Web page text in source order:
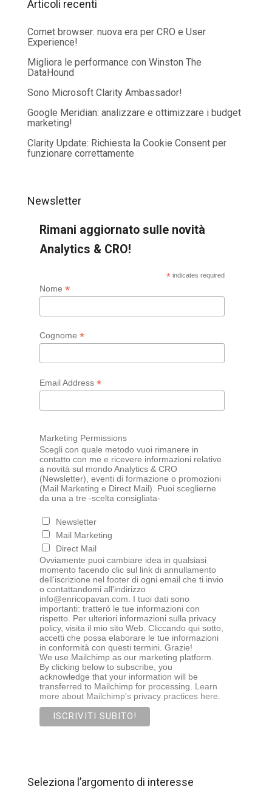
Articoli recenti
Comet browser: nuova era per CRO e User
Experience!
Migliora le performance con Winston The
DataHound
Sono Microsoft Clarity Ambassador!
Google Meridian: analizzare e ottimizzare i budget
marketing!
Clarity Update: Richiesta la Cookie Consent per
funzionare correttamente
Newsletter
Rimani aggiornato sulle novità
Analytics & CRO!
* indicates required
Nome *
Cognome *
Email Address *
Marketing Permissions
Scegli con quale metodo vuoi rimanere in
contatto con me e ricevere informazioni relative
a novità sul mondo Analytics & CRO
(Newsletter), eventi di formazione o promozioni
(Mail Marketing e Direct Mail). Puoi sceglierne
da una a tre -scelta consigliata-
Newsletter
Mail Marketing
Direct Mail
Ovviamente puoi cambiare idea in qualsiasi
momento facendo clic sul link di annullamento
dell'iscrizione nel footer di ogni email che ti invio
o contattandomi all'indirizzo
info@enricopavan.com. I tuoi dati sono
importanti: tratterò le tue informazioni con
rispetto. Per ulteriori informazioni sulla privacy
policy, visita il mio sito Web. Cliccando qui sotto,
accetti che possa elaborare le tue informazioni
in conformità con questi termini. Grazie!
We use Mailchimp as our marketing platform.
By clicking below to subscribe, you
acknowledge that your information will be
transferred to Mailchimp for processing. Learn
more about Mailchimp's privacy practices here.
Seleziona l’argomento di interesse